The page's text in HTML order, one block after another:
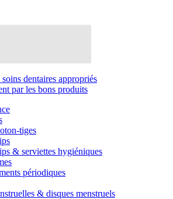
dentaires appropriés
par les bons produits
tiges
& serviettes hygiéniques
périodiques
& disques menstruels